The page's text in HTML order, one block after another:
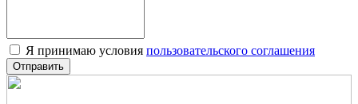
Я принимаю условия пользовательского соглашения
Отправить